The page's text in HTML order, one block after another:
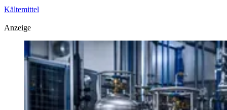
Kältemittel
Anzeige